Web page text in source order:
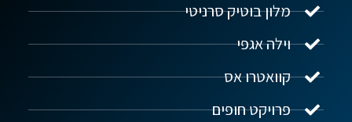
מלון בוטיק סרניטי
וילה אגפי
קוואטרו אס
פרויקט חופים
נדל"ן ביוון G.R.E
שלום! איך אפשר לעזור?